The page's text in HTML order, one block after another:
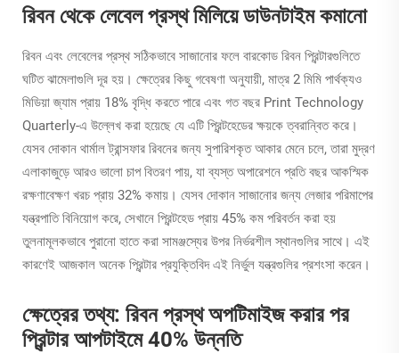
রিবন থেকে লেবেল প্রস্থ মিলিয়ে ডাউনটাইম কমানো
রিবন এবং লেবেলের প্রস্থ সঠিকভাবে সাজানোর ফলে বারকোড রিবন প্রিন্টারগুলিতে
ঘটিত ঝামেলাগুলি দূর হয়। ক্ষেত্রের কিছু গবেষণা অনুযায়ী, মাত্র 2 মিমি পার্থক্যও
মিডিয়া জ্যাম প্রায় 18% বৃদ্ধি করতে পারে এবং গত বছর Print Technology
Quarterly-এ উল্লেখ করা হয়েছে যে এটি প্রিন্টহেডের ক্ষয়কে ত্বরান্বিত করে।
যেসব দোকান থার্মাল ট্রান্সফার রিবনের জন্য সুপারিশকৃত আকার মেনে চলে, তারা মুদ্রণ
এলাকাজুড়ে আরও ভালো চাপ বিতরণ পায়, যা ব্যস্ত অপারেশনে প্রতি বছর আকস্মিক
রক্ষণাবেক্ষণ খরচ প্রায় 32% কমায়। যেসব দোকান সাজানোর জন্য লেজার পরিমাপের
যন্ত্রপাতি বিনিয়োগ করে, সেখানে প্রিন্টহেড প্রায় 45% কম পরিবর্তন করা হয়
তুলনামূলকভাবে পুরানো হাতে করা সামঞ্জস্যের উপর নির্ভরশীল স্থানগুলির সাথে। এই
কারণেই আজকাল অনেক প্রিন্টার প্রযুক্তিবিদ এই নির্ভুল যন্ত্রগুলির প্রশংসা করেন।
ক্ষেত্রের তথ্য: রিবন প্রস্থ অপটিমাইজ করার পর
প্রিন্টার আপটাইমে 40% উন্নতি